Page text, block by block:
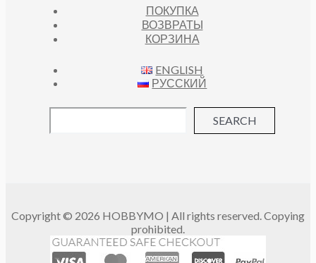
ПОКУПКА
ВОЗВРАТЫ
КОРЗИНА
ENGLISH
РУССКИЙ
SEARCH
Copyright © 2026 HOBBYMO | All rights reserved. Copying
prohibited.